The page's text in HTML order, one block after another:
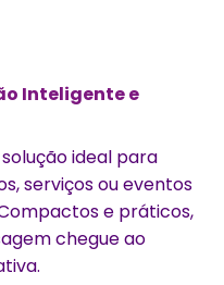
Inteligente e
ideal para
serviços ou eventos
e práticos,
chegue ao